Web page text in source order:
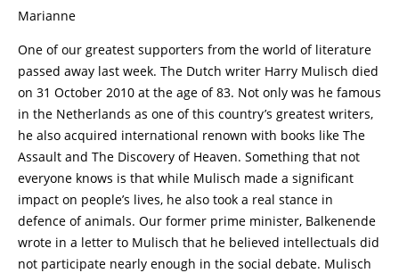
Marianne
One of our greatest supporters from the world of literature
passed away last week. The Dutch writer Harry Mulisch died
on 31 October 2010 at the age of 83. Not only was he famous
in the Netherlands as one of this country’s greatest writers,
he also acquired international renown with books like The
Assault and The Discovery of Heaven. Something that not
everyone knows is that while Mulisch made a significant
impact on people’s lives, he also took a real stance in
defence of animals. Our former prime minister, Balkenende
wrote in a letter to Mulisch that he believed intellectuals did
not participate nearly enough in the social debate. Mulisch